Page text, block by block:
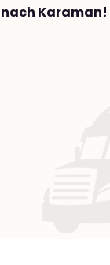
nach Karaman!